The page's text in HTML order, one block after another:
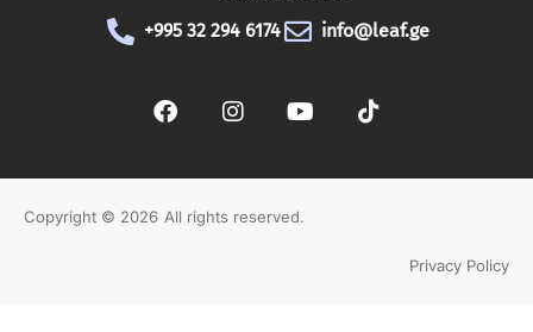
+995 32 294 6174
info@leaf.ge
Copyright © 2026 All rights reserved.
Privacy Policy